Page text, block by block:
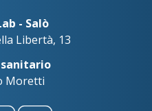
- Salò
Libertà, 13
Moretti